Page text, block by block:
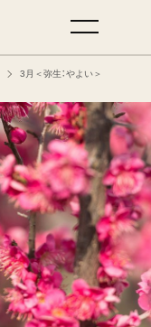
3月＜弥生：やよい＞